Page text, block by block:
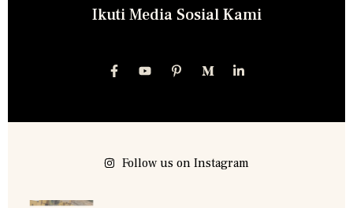
Ikuti Media Sosial Kami
Follow us on Instagram